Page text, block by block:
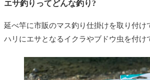
エサ釣りってどんな釣り?
延べ竿に市販のマス釣り仕掛けを取り付け
ハリにエサとなるイクラやブドウ虫を付け